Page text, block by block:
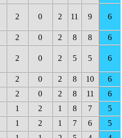
2 0 2 11 9 6
2 0 2 8 8 6
2 0 2 5 5 6
2 0 2 8 10
6
2 0 2 8 11
6
1 2 1 8 7
5
1 2 1 7 6
5